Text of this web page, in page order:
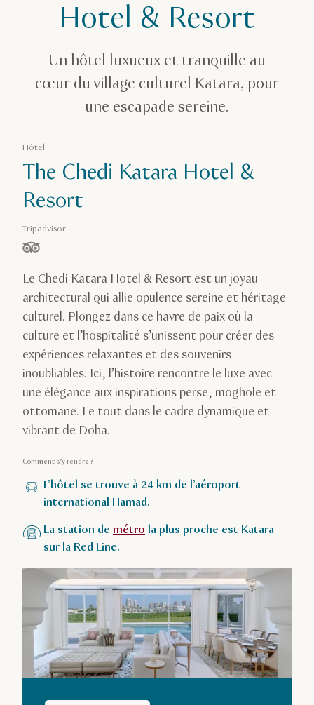
The Chedi Katara Hotel & Resort
Hotel & Resort
Un hôtel luxueux et tranquille au
cœur du village culturel Katara, pour
une escapade sereine.
Hôtel
The Chedi Katara Hotel &
Resort
Tripadvisor
étoiles sur 5, basé sur
Le Chedi Katara Hotel & Resort est un joyau
architectural qui allie opulence sereine et héritage
culturel. Plongez dans ce havre de paix où la
culture et l’hospitalité s’unissent pour créer des
expériences relaxantes et des souvenirs
inoubliables. Ici, l’histoire rencontre le luxe avec
une élégance aux inspirations perse, moghole et
ottomane. Le tout dans le cadre dynamique et
vibrant de Doha.
Comment s’y rendre ?
L’hôtel se trouve à 24 km de l’aéroport
international Hamad.
La station de métro la plus proche est Katara
sur la Red Line.